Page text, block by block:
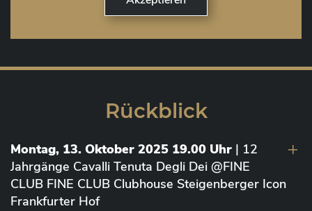
Rückblick
Montag, 13. Oktober 2025 19.00 Uhr | 12
Jahrgänge Cavalli Tenuta Degli Dei @FINE
CLUB FINE CLUB Clubhouse Steigenberger Icon
Frankfurter Hof